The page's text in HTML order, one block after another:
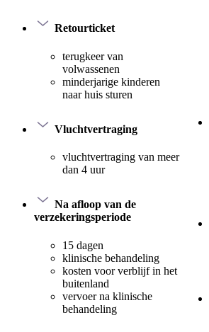
Retourticket
terugkeer van
volwassenen
minderjarige kinderen
naar huis sturen
Vluchtvertraging
vluchtvertraging van meer
dan 4 uur
Na afloop van de
verzekeringsperiode
15 dagen
klinische behandeling
kosten voor verblijf in het
buitenland
vervoer na klinische
behandeling